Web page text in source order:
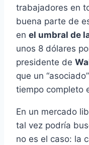
trabajadores en
buena parte de
en el umbral de
unos 8 dólares
presidente de
que un
tiempo completo
En un mercado
tal vez podría
no es el caso: la